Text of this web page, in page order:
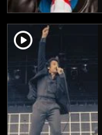
player2